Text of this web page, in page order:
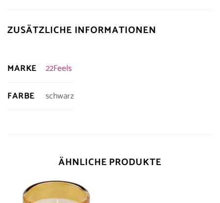
ZUSÄTZLICHE INFORMATIONEN
MARKE
22Feels
FARBE
schwarz
ÄHNLICHE PRODUKTE